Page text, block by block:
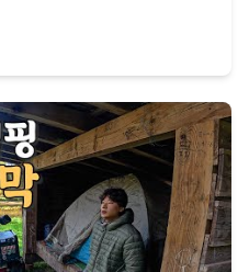
: DJI Mini Pro3